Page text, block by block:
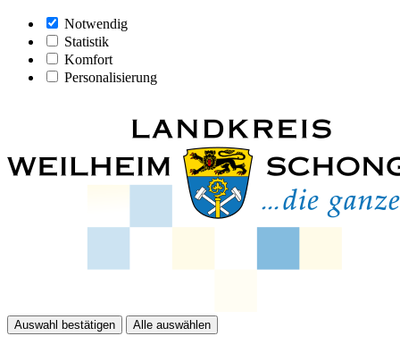
Notwendig
Statistik
Komfort
Personalisierung
Auswahl bestätigen Alle auswählen